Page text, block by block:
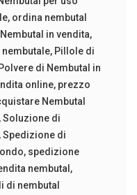
, ordina nembutal
in vendita,
, Pillole di
Polvere di Nembutal in
online, prezzo
Nembutal
,Soluzione di
Spedizione di
, spedizione
nembutal ,
di nembutal